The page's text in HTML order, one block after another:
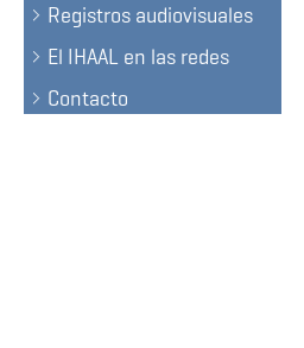
Registros audiovisuales
El IHAAL en las redes
Contacto